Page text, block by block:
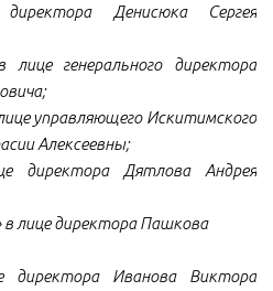
Денисюка Сергея
генерального директора
управляющего Искитимского
Алексеевны;
Дятлова Андрея
лице директора Пашкова
Иванова Виктора